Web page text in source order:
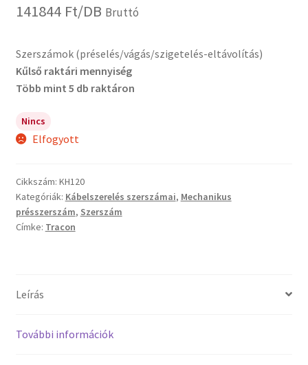
141844 Ft/DB Bruttó
Szerszámok (préselés/vágás/szigetelés-eltávolítás)
Kűlső raktári mennyiség
Több mint 5 db raktáron
Nincs
Elfogyott
Cikkszám: KH120
Kategóriák: Kábelszerelés szerszámai, Mechanikus
présszerszám, Szerszám
Címke: Tracon
Leírás
További információk